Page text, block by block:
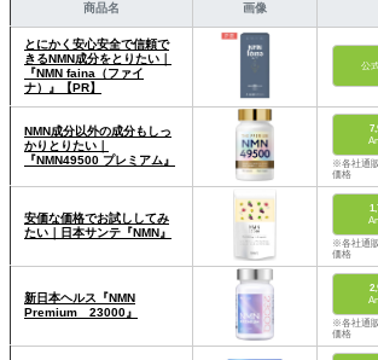
商品名 画像
とにかく安心安全で信頼で
きるNMN成分をとりたい｜
『NMN faina（ファイ
ナ）』【PR】
公
NMN成分以外の成分もしっ
かりとりたい｜
『NMN49500 プレミアム』
※各社通
価格
安価な価格でお試ししてみ
たい｜日本サンテ『NMN』
※各社通
価格
新日本ヘルス『NMN
Premium 23000』
※各社通
価格